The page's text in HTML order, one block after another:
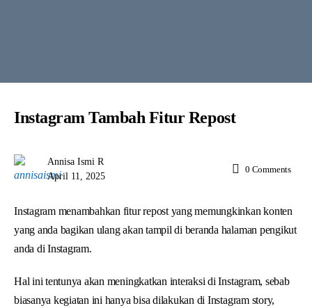
Instagram Tambah Fitur Repost
Annisa Ismi R
April 11, 2025
0 Comments
Instagram menambahkan fitur repost yang memungkinkan konten
yang anda bagikan ulang akan tampil di beranda halaman pengikut
anda di Instagram.
Hal ini tentunya akan meningkatkan interaksi di Instagram, sebab
biasanya kegiatan ini hanya bisa dilakukan di Instagram story,